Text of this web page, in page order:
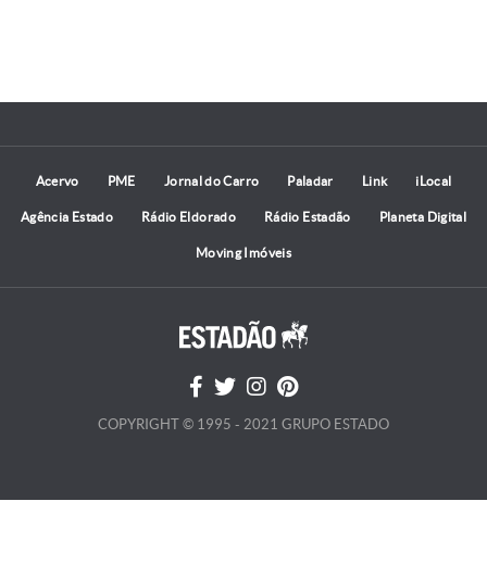
Acervo PME Jornal do Carro Paladar Link iLocal
Agência Estado Rádio Eldorado Rádio Estadão Planeta Digital
Moving Imóveis
COPYRIGHT © 1995 - 2021 GRUPO ESTADO